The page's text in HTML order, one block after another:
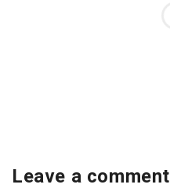
Leave a comment